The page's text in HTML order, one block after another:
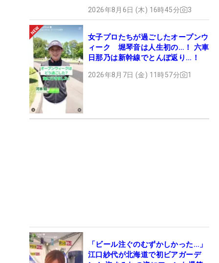
2026年8月6日 (木) 16時45分 3
女子プロたちが過ごしたオープンウ
ィーク 堀琴音は人生初の…！ 六車
日那乃は新幹線でとんぼ返り…！
2026年8月7日 (金) 11時57分 1
「ビール注ぐのむずかしかった…」
江口紗代が北海道で初ビアガーデ